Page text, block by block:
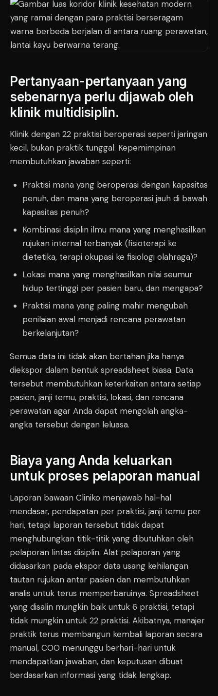
Pertanyaan-pertanyaan yang
sebenarnya perlu dijawab oleh
klinik multidisiplin.
Klinik dengan 22 praktisi beroperasi seperti jaringan
kecil, bukan praktik tunggal. Kepemimpinan
membutuhkan jawaban seperti:
Praktisi mana yang beroperasi dengan kapasitas
penuh, dan mana yang beroperasi jauh di bawah
kapasitas penuh?
Kombinasi disiplin ilmu mana yang menghasilkan
rujukan internal terbanyak (fisioterapi ke
dietetika, terapi okupasi ke fisiologi olahraga)?
Lokasi mana yang menghasilkan nilai seumur
hidup tertinggi per pasien baru, dan mengapa?
Praktisi mana yang paling mahir mengubah
penilaian awal menjadi rencana perawatan
berkelanjutan?
Semua data ini tidak akan bertahan jika hanya
diekspor dalam bentuk spreadsheet biasa. Data
tersebut membutuhkan keterkaitan antara setiap
pasien, janji temu, praktisi, lokasi, dan rencana
perawatan agar Anda dapat mengolah angka-
angka tersebut dengan leluasa.
Biaya yang Anda keluarkan
untuk proses pelaporan manual
Laporan bawaan Cliniko menjawab hal-hal
mendasar, pendapatan per praktisi, janji temu per
hari, tetapi laporan tersebut tidak dapat
menghubungkan titik-titik yang dibutuhkan oleh
pelaporan lintas disiplin. Alat pelaporan yang
didasarkan pada ekspor data usang kehilangan
tautan rujukan antar pasien dan membutuhkan
analis untuk terus memperbaruinya. Spreadsheet
yang disalin mungkin baik untuk 6 praktisi, tetapi
tidak mungkin untuk 22 praktisi. Akibatnya, manajer
praktik terus membangun kembali laporan secara
manual, COO menunggu berhari-hari untuk
mendapatkan jawaban, dan keputusan dibuat
berdasarkan informasi yang tidak lengkap.